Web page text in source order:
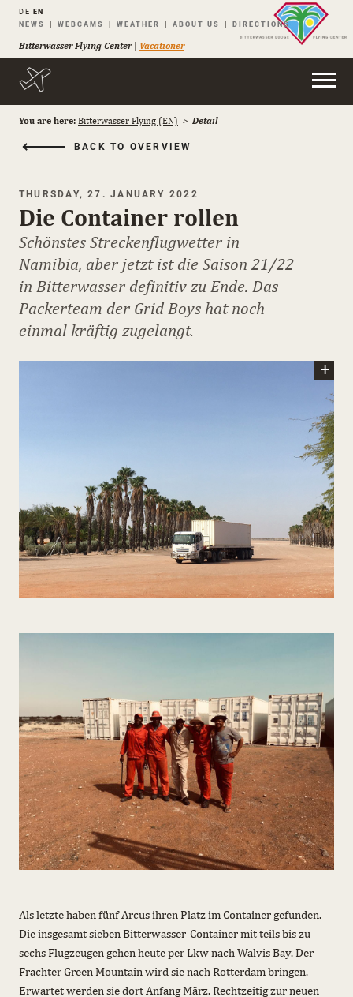
Bitterwasser Flying Center| Vacationer
Skip
NEWS WEBCAMS WEATHER ABOUT US DIRECTIONS
DE EN
You are here: Bitterwasser Flying (EN) Detail
BACK TO OVERVIEW
THURSDAY, 27. JANUARY 2022
Die Container rollen
Schönstes Streckenflugwetter in
Namibia, aber jetzt ist die Saison 21/22
in Bitterwasser definitiv zu Ende. Das
Packerteam der Grid Boys hat noch
einmal kräftig zugelangt.
Als letzte haben fünf Arcus ihren Platz im Container gefunden.
Die insgesamt sieben Bitterwasser-Container mit teils bis zu
sechs Flugzeugen gehen heute per Lkw nach Walvis Bay. Der
Frachter Green Mountain wird sie nach Rotterdam bringen.
Erwartet werden sie dort Anfang März. Rechtzeitig zur neuen